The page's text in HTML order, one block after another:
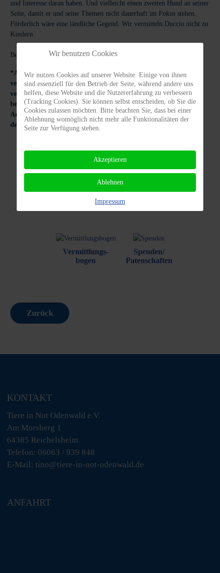
und Interesse daran haben. Und vielleicht einen zweiten Hund an seiner
Seite, damit er und seine Themen nicht dauerhaft im Fokus stehen.
Förderlich wäre eine ländliche Gegend. Wir vermitteln Duccio nicht zu
Kindern.
Bei ernstem Interesse schreibt mir auf
*Achtung: PRIVATvermittlung! Die Beschreibungen des zu
vermittelnden Hundes wurden von den derzeitigen Haltern
verfasst. Der zu vermittelnde Hund ist uns nicht persönlich
bekannt und wir haften nicht für die Richtigkeit der gemachten
Angaben. Interessieren Sie sich für den Hund, kontaktieren Sie
den derzeitigen Halter bitte direkt.*
Vermittlungs
Vermittlungs-
bogen
Spenden/
Patenschaften
Zurück
KONTAKT
Tiere in Not Odenwald e.V.
Am Morsberg 1
64385 Reichelsheim
Telefon: 06063 / 939 848
E-Mail: tino@tiere-in-not-odenwald.de
ANFAHRT
Wir benutzen Cookies
Wir nutzen Cookies auf unserer Website. Einige von ihnen
sind essenziell für den Betrieb der Seite, während andere uns
helfen, diese Website und die Nutzererfahrung zu verbessern
(Tracking Cookies). Sie können selbst entscheiden, ob Sie die
Cookies zulassen möchten. Bitte beachten Sie, dass bei einer
Ablehnung womöglich nicht mehr alle Funktionalitäten der
Seite zur Verfügung stehen.
Akzeptieren
Ablehnen
Impressum